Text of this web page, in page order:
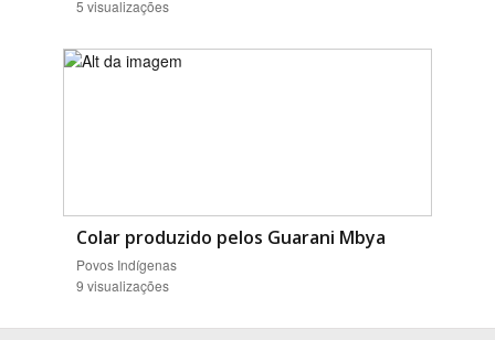
5 visualizações
Colar produzido pelos Guarani Mbya
Povos Indígenas
9 visualizações